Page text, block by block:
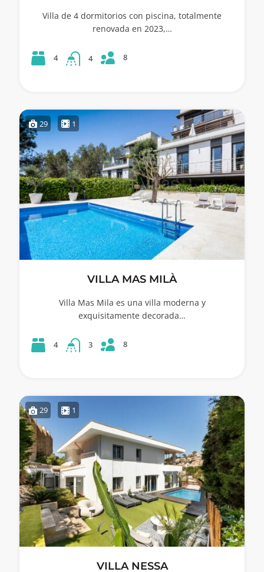
Villa de 4 dormitorios con piscina, totalmente
renovada en 2023,…
4 4 8
29 1
VILLA MAS MILÀ
Villa Mas Mila es una villa moderna y
exquisitamente decorada…
4 3 8
29 1
VILLA NESSA